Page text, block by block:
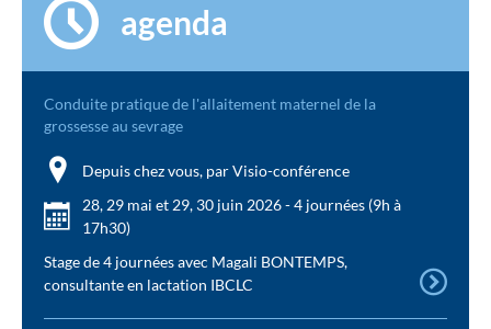
agenda
Conduite pratique de l'allaitement maternel de la
grossesse au sevrage
Depuis chez vous, par Visio-conférence
28, 29 mai et 29, 30 juin 2026 - 4 journées (9h à
17h30)
Stage de 4 journées avec Magali BONTEMPS,
consultante en lactation IBCLC